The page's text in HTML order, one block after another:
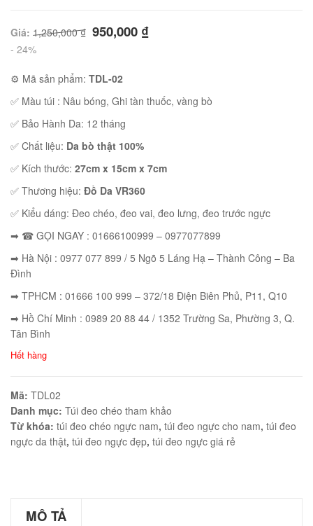
Giá: 1,250,000₫ 950,000 ₫
- 24%
⚙ Mã sản phẩm: TDL-02
✅ Màu túi : Nâu bóng, Ghi tàn thuốc, vàng bò
✅ Bảo Hành Da: 12 tháng
✅ Chất liệu: Da bò thật 100%
✅ Kích thước: 27cm x 15cm x 7cm
✅ Thương hiệu: Đồ Da VR360
✅ Kiểu dáng: Đeo chéo, đeo vai, đeo lưng, đeo trước ngực
➡ ☎ GỌI NGAY : 01666100999 – 0977077899
➡ Hà Nội : 0977 077 899 / 5 Ngõ 5 Láng Hạ – Thành Công – Ba
Đình
➡ TPHCM : 01666 100 999 – 372/18 Điện Biên Phủ, P11, Q10
➡ Hồ Chí Minh : 0989 20 88 44 / 1352 Trường Sa, Phường 3, Q.
Tân Bình
Hết hàng
Mã: TDL02
Danh mục: Túi đeo chéo tham khảo
Từ khóa: túi đeo chéo ngực nam, túi đeo ngực cho nam, túi đeo
ngực da thật, túi đeo ngực đẹp, túi đeo ngực giá rẻ
MÔ TẢ
Jeep giá rẻ JR03
GIỎ
Jeep giá rẻ 04